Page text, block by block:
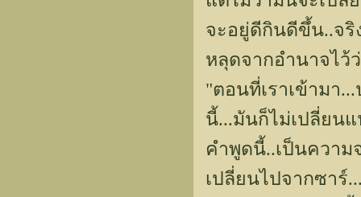
จะอยู่ดีกินดีขึ้น..จริ
หลุดจากอำนาจไว้
"ตอนที่เราเข้ามา
นี้...มันก็ไม่เปลี่ยนแ
คำพูดนี้..เป็นความ
เปลี่ยนไปจากซาร์